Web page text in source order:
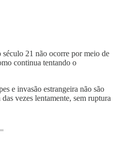
século 21 não ocorre por meio de
continua tentando o
e invasão estrangeira não são
vezes lentamente, sem ruptura